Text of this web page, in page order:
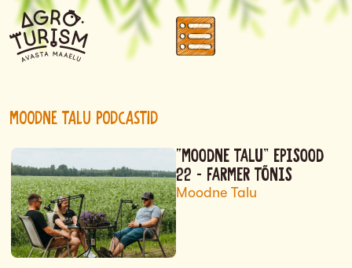
Moodne Talu Podcastid
“MOODNE TALU” EPISOOD
22 – FARMER TÕNIS
Moodne Talu